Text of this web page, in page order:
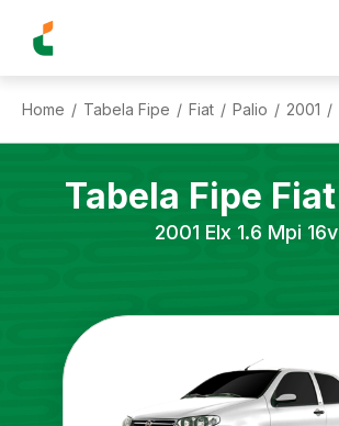
Home / Tabela Fipe / Fiat / Palio / 2001 /
Tabela Fipe Fiat
2001 Elx 1.6 Mpi 16v